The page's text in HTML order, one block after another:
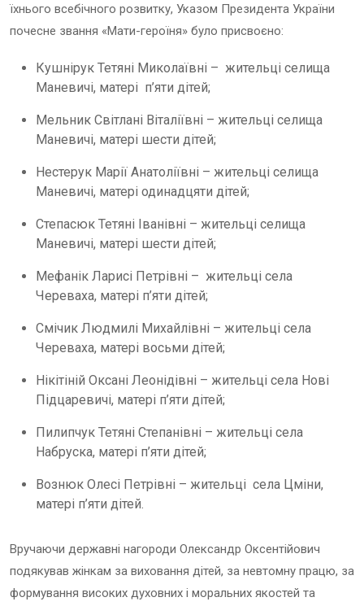
їхнього всебічного розвитку, Указом Президента України
почесне звання «Мати-героїня» було присвоєно:
Кушнірук Тетяні Миколаївні – жительці селища
Маневичі, матері п’яти дітей;
Мельник Світлані Віталіївні – жительці селища
Маневичі, матері шести дітей;
Нестерук Марії Анатоліївні – жительці селища
Маневичі, матері одинадцяти дітей;
Степасюк Тетяні Іванівні – жительці селища
Маневичі, матері шести дітей;
Мефанік Ларисі Петрівні – жительці села
Череваха, матері п’яти дітей;
Смічик Людмилі Михайлівні – жительці села
Череваха, матері восьми дітей;
Нікітіній Оксані Леонідівні – жительці села Нові
Підцаревичі, матері п’яти дітей;
Пилипчук Тетяні Степанівні – жительці села
Набруска, матері п’яти дітей;
Вознюк Олесі Петрівні – жительці села Цміни,
матері п’яти дітей.
Вручаючи державні нагороди Олександр Оксентійович
подякував жінкам за виховання дітей, за невтомну працю, за
формування високих духовних і моральних якостей та